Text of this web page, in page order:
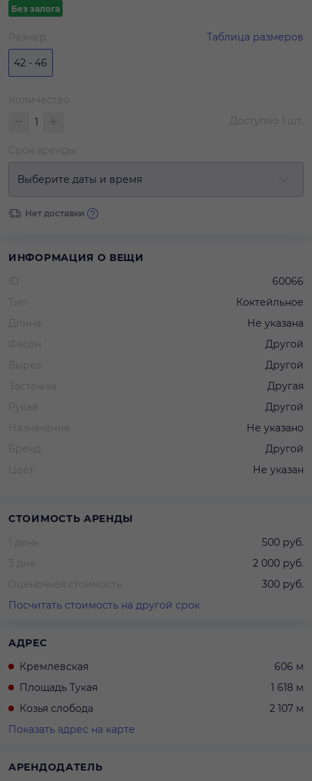
Без залога
Таблица размеров
Размер
42 - 46
Количество
Доступно 1 шт.
Срок аренды
Выберите даты и время
Нет доставки
ИНФОРМАЦИЯ О ВЕЩИ
ID
60066
Тип
Коктейльное
Длина
Не указана
Фасон
Другой
Вырез
Другой
Застежка
Другая
Рукав
Другой
Назначение
Не указано
Бренд
Другой
Цвет
Не указан
СТОИМОСТЬ АРЕНДЫ
1 день
500 руб.
3 дня
2 000 руб.
Оценочная стоимость
300 руб.
Посчитать стоимость на другой срок
АДРЕС
Кремлевская
606 м
Площадь Тукая
1 618 м
Козья слобода
2 107 м
Показать адрес на карте
АРЕНДОДАТЕЛЬ